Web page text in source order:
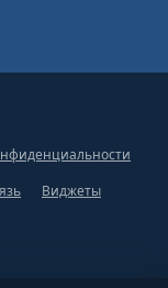
Виджеты